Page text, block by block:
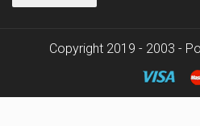
Copyright 2019 - 2003 -